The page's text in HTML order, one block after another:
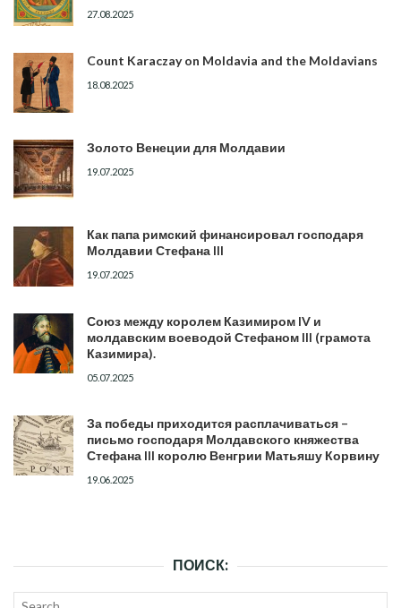
27.08.2025
Count Karaczay on Moldavia and the Moldavians
18.08.2025
Золото Венеции для Молдавии
19.07.2025
Как папа римский финансировал господаря
Молдавии Стефана III
19.07.2025
Союз между королем Казимиром IV и
молдавским воеводой Стефаном III (грамота
Казимира).
05.07.2025
За победы приходится расплачиваться –
письмо господаря Молдавского княжества
Стефана III королю Венгрии Матьяшу Корвину
19.06.2025
ПОИСК:
Search